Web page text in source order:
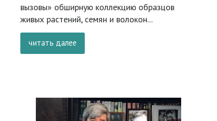
вызовы» обширную коллекцию образцов
живых растений, семян и волокон...
читать далее